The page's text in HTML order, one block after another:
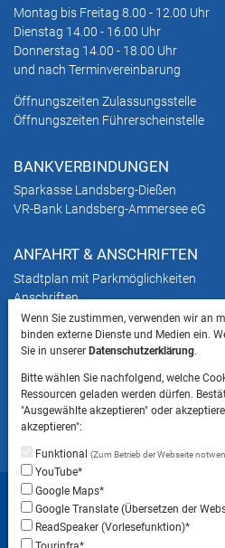
Montag bis Freitag 8.00 - 12.00 Uhr
Dienstag 14.00 - 16.00 Uhr
Donnerstag 14.00 - 18.00 Uhr
und nach Terminvereinbarung
Öffnungszeiten Zulassungsstelle
Öffnungszeiten Führerscheinstelle
BANKVERBINDUNGEN
Sparkasse Landsberg-Dießen
VR-Bank Landsberg-Ammersee eG
ANFAHRT & ANSCHRIFTEN
Stadtplan mit Parkmöglichkeiten
Anschriften
HINWEIS
ins Landratsamt
gestattet ist.
Startseite Sitemap
Datenschutzeinstellungen
Erklärung zur Barrierefreiheit
Wenn Sie zustimmen, verwenden wir an
binden externe Dienste und Medien ein.
Sie in unsererDatenschutzerklärung.
Bitte wählen Sie nachfolgend, welche
Ressourcen geladen werden dürfen.
"Ausgewählte akzeptieren" oder
akzeptieren":
Funktional(Zum Betrieb der Webseite
YouTube*
Google Maps*
Google Translate (Übersetzen der
ReadSpeaker (Vorlesefunktion)*